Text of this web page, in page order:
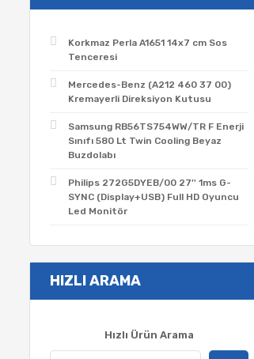
Korkmaz Perla A1651 14x7 cm Sos
Tenceresi
Mercedes-Benz (A212 460 37 00)
Kremayerli Direksiyon Kutusu
Samsung RB56TS754WW/TR F Enerji
Sınıfı 580 Lt Twin Cooling Beyaz
Buzdolabı
Philips 272G5DYEB/00 27'' 1ms G-
SYNC (Display+USB) Full HD Oyuncu
Led Monitör
HIZLI ARAMA
Hızlı Ürün Arama